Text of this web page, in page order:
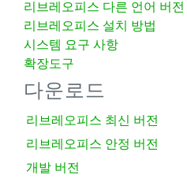
리브레오피스 다른 언어 버전
리브레오피스 설치 방법
시스템 요구 사항
확장도구
다운로드
리브레오피스 최신 버전
리브레오피스 안정 버전
개발 버전